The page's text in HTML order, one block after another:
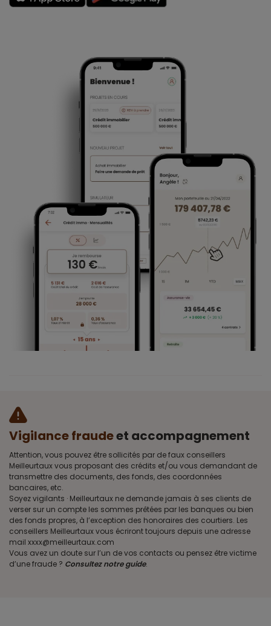
Vigilance fraudeet accompagnement
Attention, vous pouvez être sollicités par de faux conseillers
Meilleurtaux vous proposant des crédits et/ou vous demandant de
transmettre des documents, des fonds, des coordonnées
bancaires, etc.
Soyez vigilants · Meilleurtaux ne demande jamais à ses clients de
verser sur un compte les sommes prêtées par les banques ou bien
des fonds propres, à l’exception des honoraires des courtiers. Les
conseillers Meilleurtaux vous écriront toujours depuis une adresse
mail xxxx@meilleurtaux.com
Vous avez un doute sur l’un de vos contacts ou pensez être victime
d’une fraude ? Consultez notre guide.